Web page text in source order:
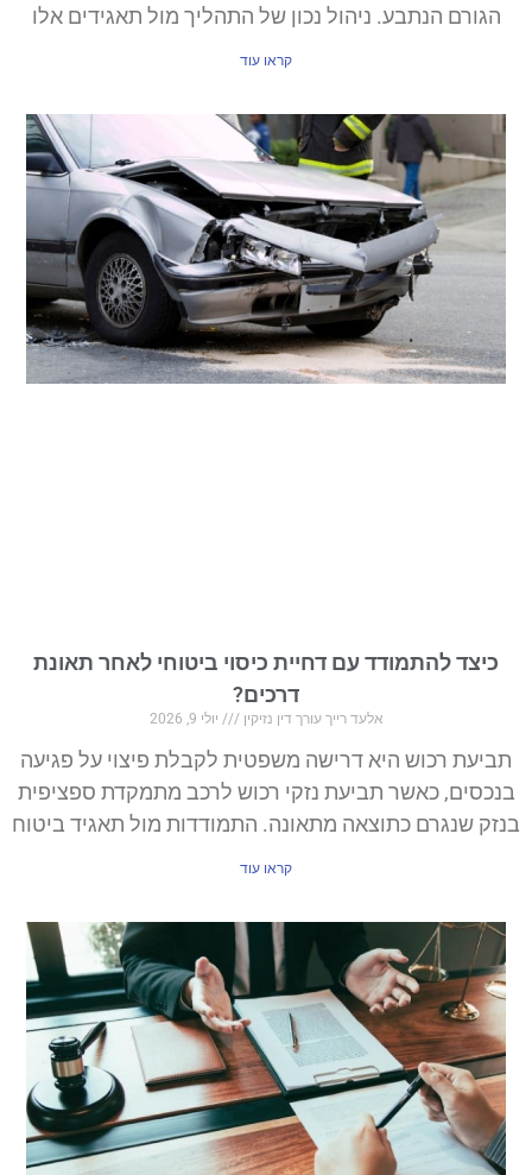
הגורם הנתבע. ניהול נכון של התהליך מול תאגידים אלו
קראו עוד
כיצד להתמודד עם דחיית כיסוי ביטוחי לאחר תאונת
דרכים?
אלעד רייך עורך דין נזיקין יולי 9, 2026
תביעת רכוש היא דרישה משפטית לקבלת פיצוי על פגיעה
בנכסים, כאשר תביעת נזקי רכוש לרכב מתמקדת ספציפית
בנזק שנגרם כתוצאה מתאונה. התמודדות מול תאגיד ביטוח
קראו עוד